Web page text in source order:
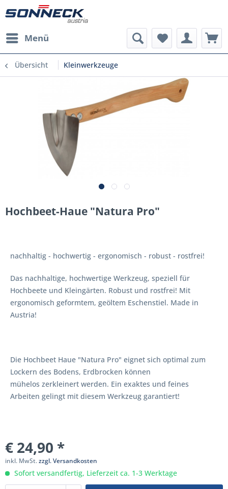
Menü
Übersicht Kleinwerkzeuge
Hochbeet-Haue "Natura Pro"
nachhaltig - hochwertig - ergonomisch - robust - rostfrei!
Das nachhaltige, hochwertige Werkzeug, speziell für
Hochbeete und Kleingärten. Robust und rostfrei! Mit
ergonomisch geformtem, geöltem Eschenstiel. Made in
Austria!
Die Hochbeet Haue "Natura Pro" eignet sich optimal zum
Lockern des Bodens, Erdbrocken können
mühelos zerkleinert werden. Ein exaktes und feines
Arbeiten gelingt mit diesem Werkzeug garantiert!
€ 24,90 *
inkl. MwSt.zzgl. Versandkosten
Sofort versandfertig, Lieferzeit ca. 1-3 Werktage